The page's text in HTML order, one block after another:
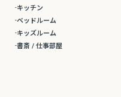
キッチン
ベッドルーム
キッズルーム
書斎 / 仕事部屋